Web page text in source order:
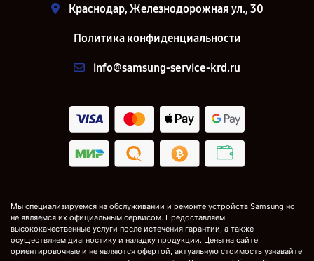
Краснодар, Железнодорожная ул., 30
Политика конфиденциальности
info@samsung-service-krd.ru
Мы специализируемся на обслуживании и ремонте устройств Samsung но
не являемся их официальным сервисом. Предоставляем
высококачественные услуги после истечения гарантии, а также
осуществляем диагностику и наладку продукции. Цены на сайте
ориентировочные и не являются офертой, актуальную стоимость узнавайте